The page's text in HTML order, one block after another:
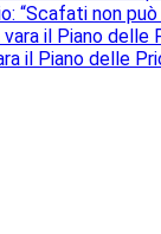
“Scafati non
il Piano delle